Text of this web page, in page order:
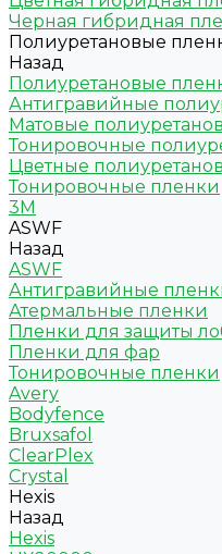
Черная гибридная
Полиуретановые
Назад
Полиуретановые
Антигравийные
Матовые
Тонировочные
Цветные
Тонировочные пленки
3M
ASWF
Назад
ASWF
Антигравийные
Атермальные пленки
Пленки для защиты
Пленки для фар
Тонировочные пленки
Avery
Bodyfence
Bruxsafol
ClearPlex
Crystal
Hexis
Назад
Hexis